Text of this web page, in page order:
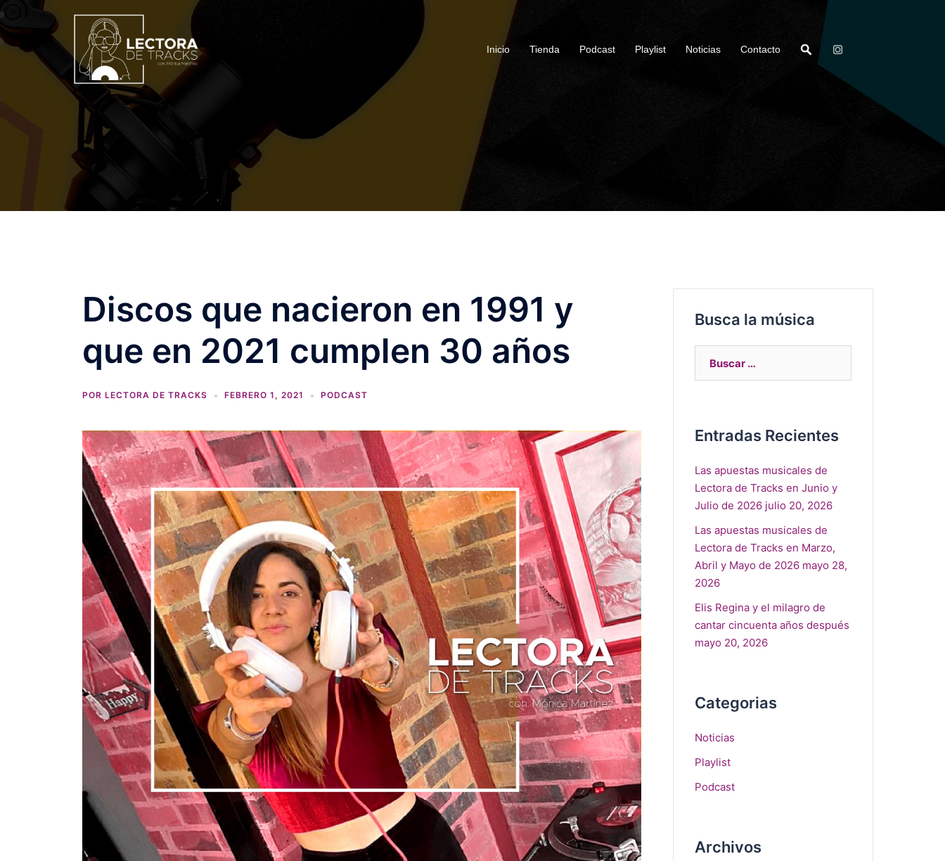
Inicio Tienda Podcast Playlist Noticias Contacto
Discos que nacieron en 1991 y
que en 2021 cumplen 30 años
POR LECTORA DE TRACKS FEBRERO 1, 2021 PODCAST
Busca la música
Entradas Recientes
Las apuestas musicales de
Lectora de Tracks en Junio y
Julio de 2026 julio 20, 2026
Las apuestas musicales de
Lectora de Tracks en Marzo,
Abril y Mayo de 2026 mayo 28,
2026
Elis Regina y el milagro de
cantar cincuenta años después
mayo 20, 2026
Categorias
Noticias
Playlist
Podcast
Archivos